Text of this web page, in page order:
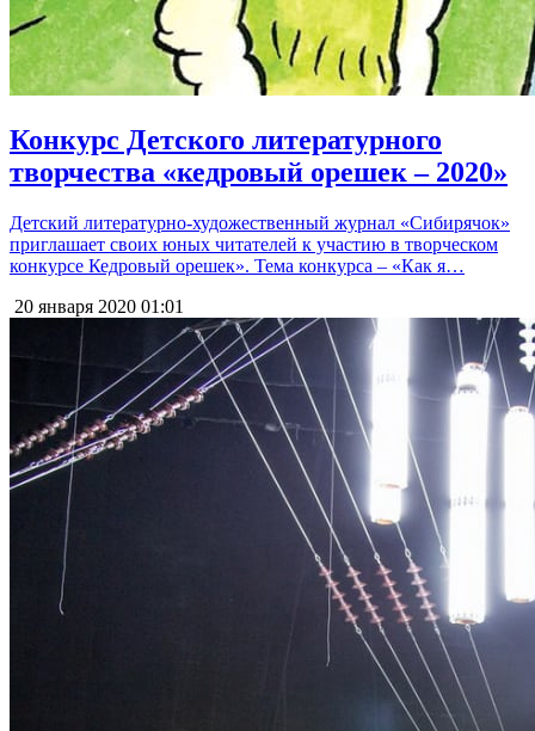
Конкурс Детского литературного
творчества «кедровый орешек – 2020»
Детский литературно-художественный журнал «Сибирячок»
приглашает своих юных читателей к участию в творческом
конкурсе Кедровый орешек». Тема конкурса – «Как я…
20 января 2020 01:01